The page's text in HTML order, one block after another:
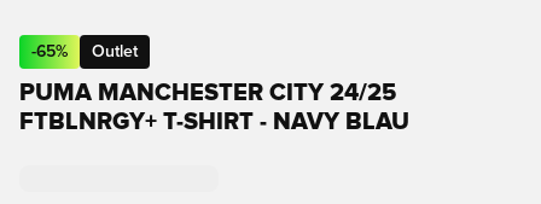
-65% Outlet
PUMA MANCHESTER CITY 24/25
FTBLNRGY+ T-SHIRT - NAVY BLAU